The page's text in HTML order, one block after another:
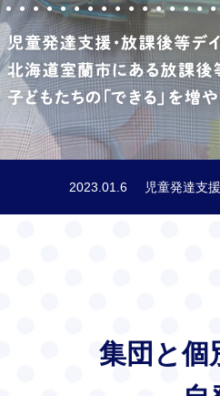
2023.01.6 児童発達支
集団と個